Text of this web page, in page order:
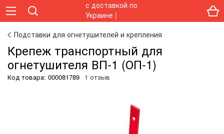
Подставки для огнетушителей и крепления
Крепеж транспортный для
огнетушителя ВП-1 (ОП-1)
Код товара: 000081789 1 отзыв